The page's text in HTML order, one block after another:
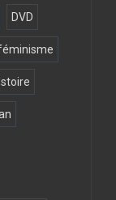
DVD